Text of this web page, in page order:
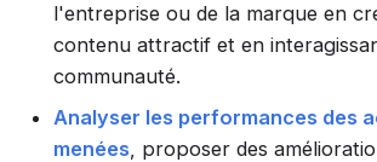
l'entreprise ou de la marque en
contenu attractif et en
communauté.
Analyser les performances des
menées, proposer des